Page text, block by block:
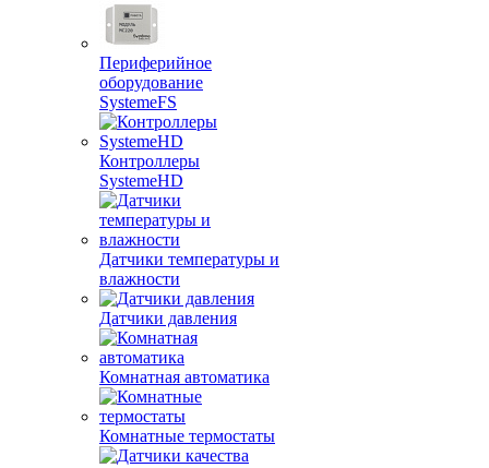
Периферийное
оборудование
SystemeFS
Контроллеры
SystemeHD
Датчики температуры и
влажности
Датчики давления
Комнатная автоматика
Комнатные термостаты